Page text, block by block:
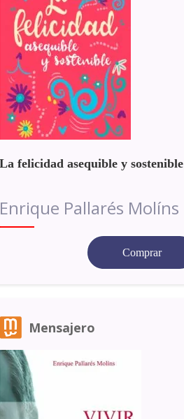
La felicidad asequible y sostenible
Enrique Pallarés Molíns
Comprar
Mensajero